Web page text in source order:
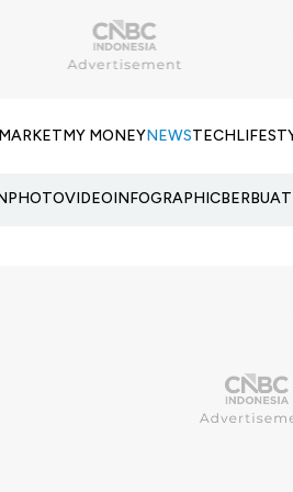
MARKETMY MONEYNEWSTECH
PHOTOVIDEOINFOGRAPHIC